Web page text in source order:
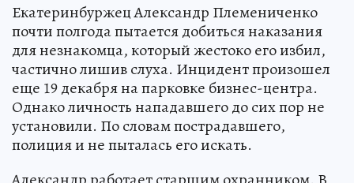
Екатеринбуржец Александр Племениченко
почти полгода пытается добиться наказания
для незнакомца, который жестоко его избил,
частично лишив слуха. Инцидент произошел
еще 19 декабря на парковке бизнес-центра.
Однако личность нападавшего до сих пор не
установили. По словам пострадавшего,
полиция и не пыталась его искать.